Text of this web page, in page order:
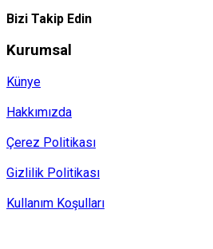
Bizi Takip Edin
Kurumsal
Künye
Hakkımızda
Çerez Politikası
Gizlilik Politikası
Kullanım Koşulları